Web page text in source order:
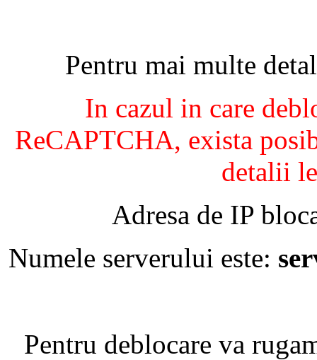
Pentru mai multe
In cazul in care
ReCAPTCHA, exista
detalii
Adresa de IP
Numele serverului este:
Pentru deblocare va